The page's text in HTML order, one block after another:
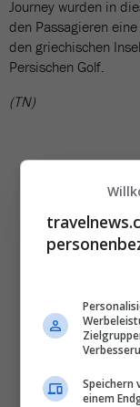
Journey wurden in
den Passagieren
den griechischen
Persischen Golf.
(TN)
Ihr
weniger.
einem